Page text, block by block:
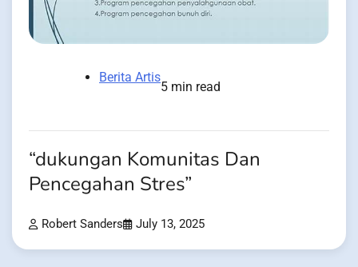
Berita Artis
5 min read
“dukungan Komunitas Dan
Pencegahan Stres”
Robert Sanders July 13, 2025